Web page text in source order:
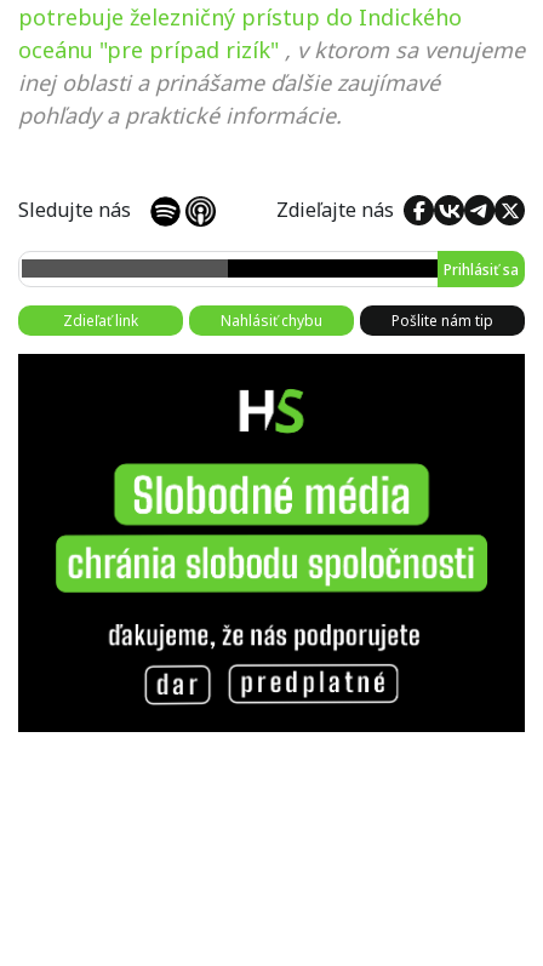
potrebuje železničný prístup do Indického
oceánu "pre prípad rizík" , v ktorom sa venujeme
inej oblasti a prinášame ďalšie zaujímavé
pohľady a praktické informácie.
Sledujte nás Zdieľajte nás
Prihlásiť sa
Zdieľať link Nahlásiť chybu Pošlite nám tip